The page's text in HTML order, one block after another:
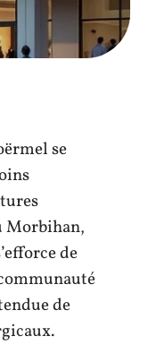
se
Morbihan,
de
de